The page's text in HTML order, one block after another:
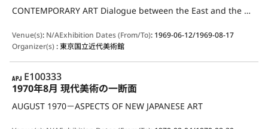
CONTEMPORARY ART Dialogue between the East and the West
Venue(s): N/AExhibition Dates (From/To): 1969-06-12/1969-08-17
Organizer(s):東京国立近代美術館
APJ
E100333
1970年8月 現代美術の一断面
AUGUST 1970－ASPECTS OF NEW JAPANESE ART